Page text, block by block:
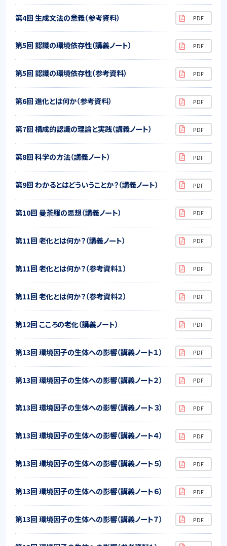
第4回 生成文法の意義（参考資料）
第5回 認識の環境依存性（講義ノート）
第5回 認識の環境依存性（参考資料）
第6回 進化とは何か（参考資料）
第7回 構成的認識の理論と実践（講義ノート）
第8回 科学の方法（講義ノート）
第9回 わかるとはどういうことか？（講義ノート）
第10回 曼荼羅の思想（講義ノート）
第11回 老化とは何か？（講義ノート）
第11回 老化とは何か？（参考資料１）
第11回 老化とは何か？（参考資料２）
第12回 こころの老化（講義ノート）
第13回 環境因子の生体への影響（講義ノート１）
第13回 環境因子の生体への影響（講義ノート２）
第13回 環境因子の生体への影響（講義ノート３）
第13回 環境因子の生体への影響（講義ノート４）
第13回 環境因子の生体への影響（講義ノート５）
第13回 環境因子の生体への影響（講義ノート６）
第13回 環境因子の生体への影響（講義ノート７）